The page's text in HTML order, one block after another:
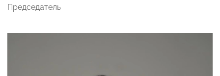
Председатель